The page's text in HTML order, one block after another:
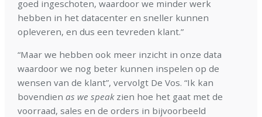
goed ingeschoten, waardoor we minder werk
hebben in het datacenter en sneller kunnen
opleveren, en dus een tevreden klant.”
“Maar we hebben ook meer inzicht in onze data
waardoor we nog beter kunnen inspelen op de
wensen van de klant”, vervolgt De Vos. “Ik kan
bovendienas we speakzien hoe het gaat met de
voorraad, sales en de orders in bijvoorbeeld